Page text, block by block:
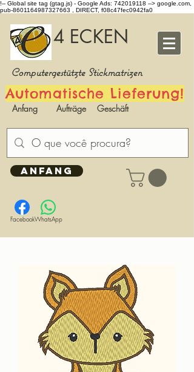
!-- Global site tag (gtag.js) - Google Ads: 742019118 --> google.com,
pub-8601164987327663 , DIRECT, f08c47fec0942fa0
4 ECKEN
Computergestützte Stickmatrizen
Automatische Lieferung!
Anfang Aufträge Geschäft
ANFANG
FacebookWhatsApp